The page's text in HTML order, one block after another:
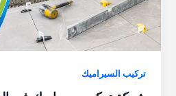
تركيب السيراميك